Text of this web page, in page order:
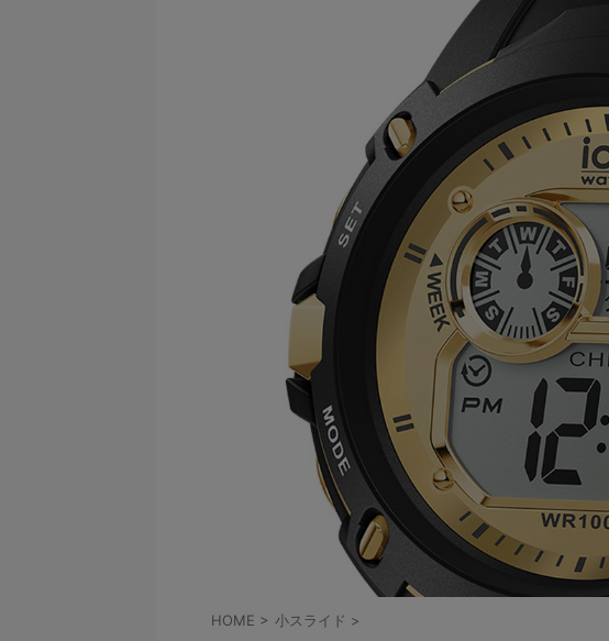
HOME > 小スライド >